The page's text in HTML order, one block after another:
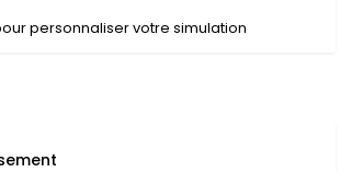
personnaliser votre simulation